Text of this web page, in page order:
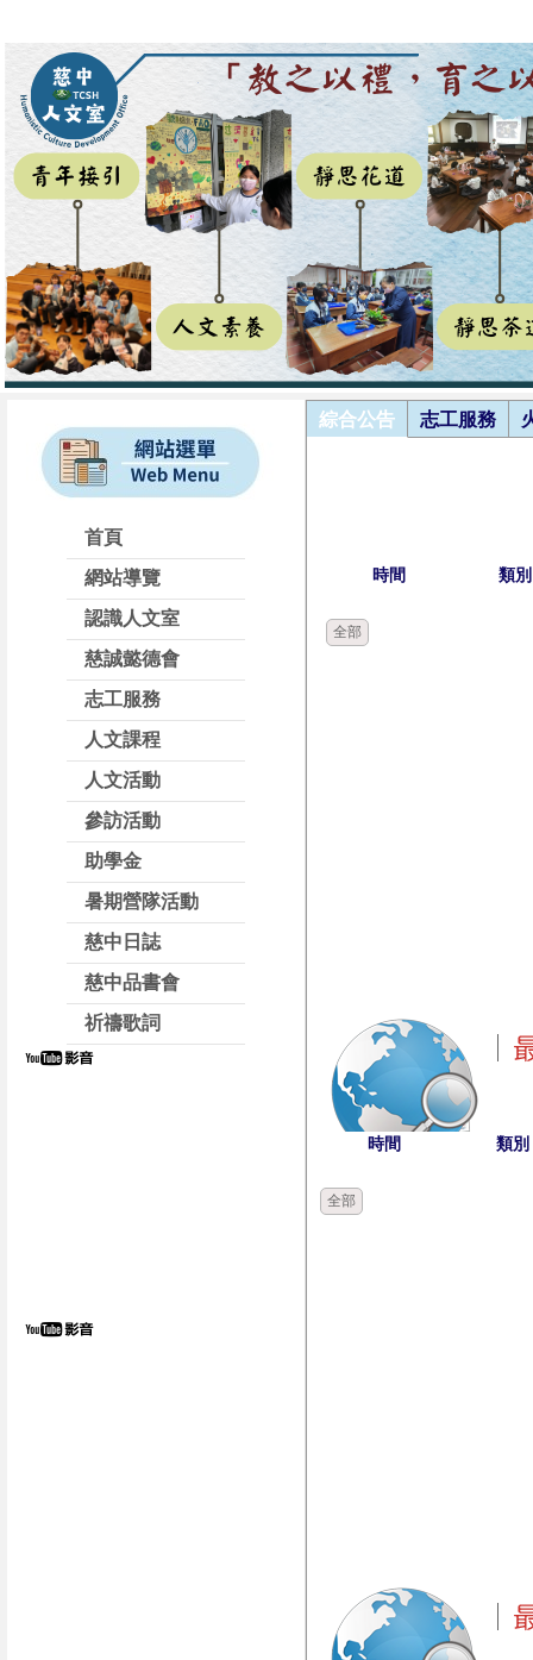
首頁
網站導覽
認識人文室
慈誠懿德會
志工服務
人文課程
人文活動
參訪活動
助學金
暑期營隊活動
慈中日誌
慈中品書會
祈禱歌詞
綜合公告 志工服務
時間 類別
全部
時間 類別
全部